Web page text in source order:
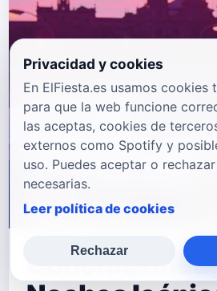
Conchita
Privacidad y cookies
En ElFiesta.es usamos cookies
para que la web funcione
las aceptas, cookies de
externos como Spotify y
uso. Puedes aceptar o
necesarias.
Leer política de cookies
Rechazar